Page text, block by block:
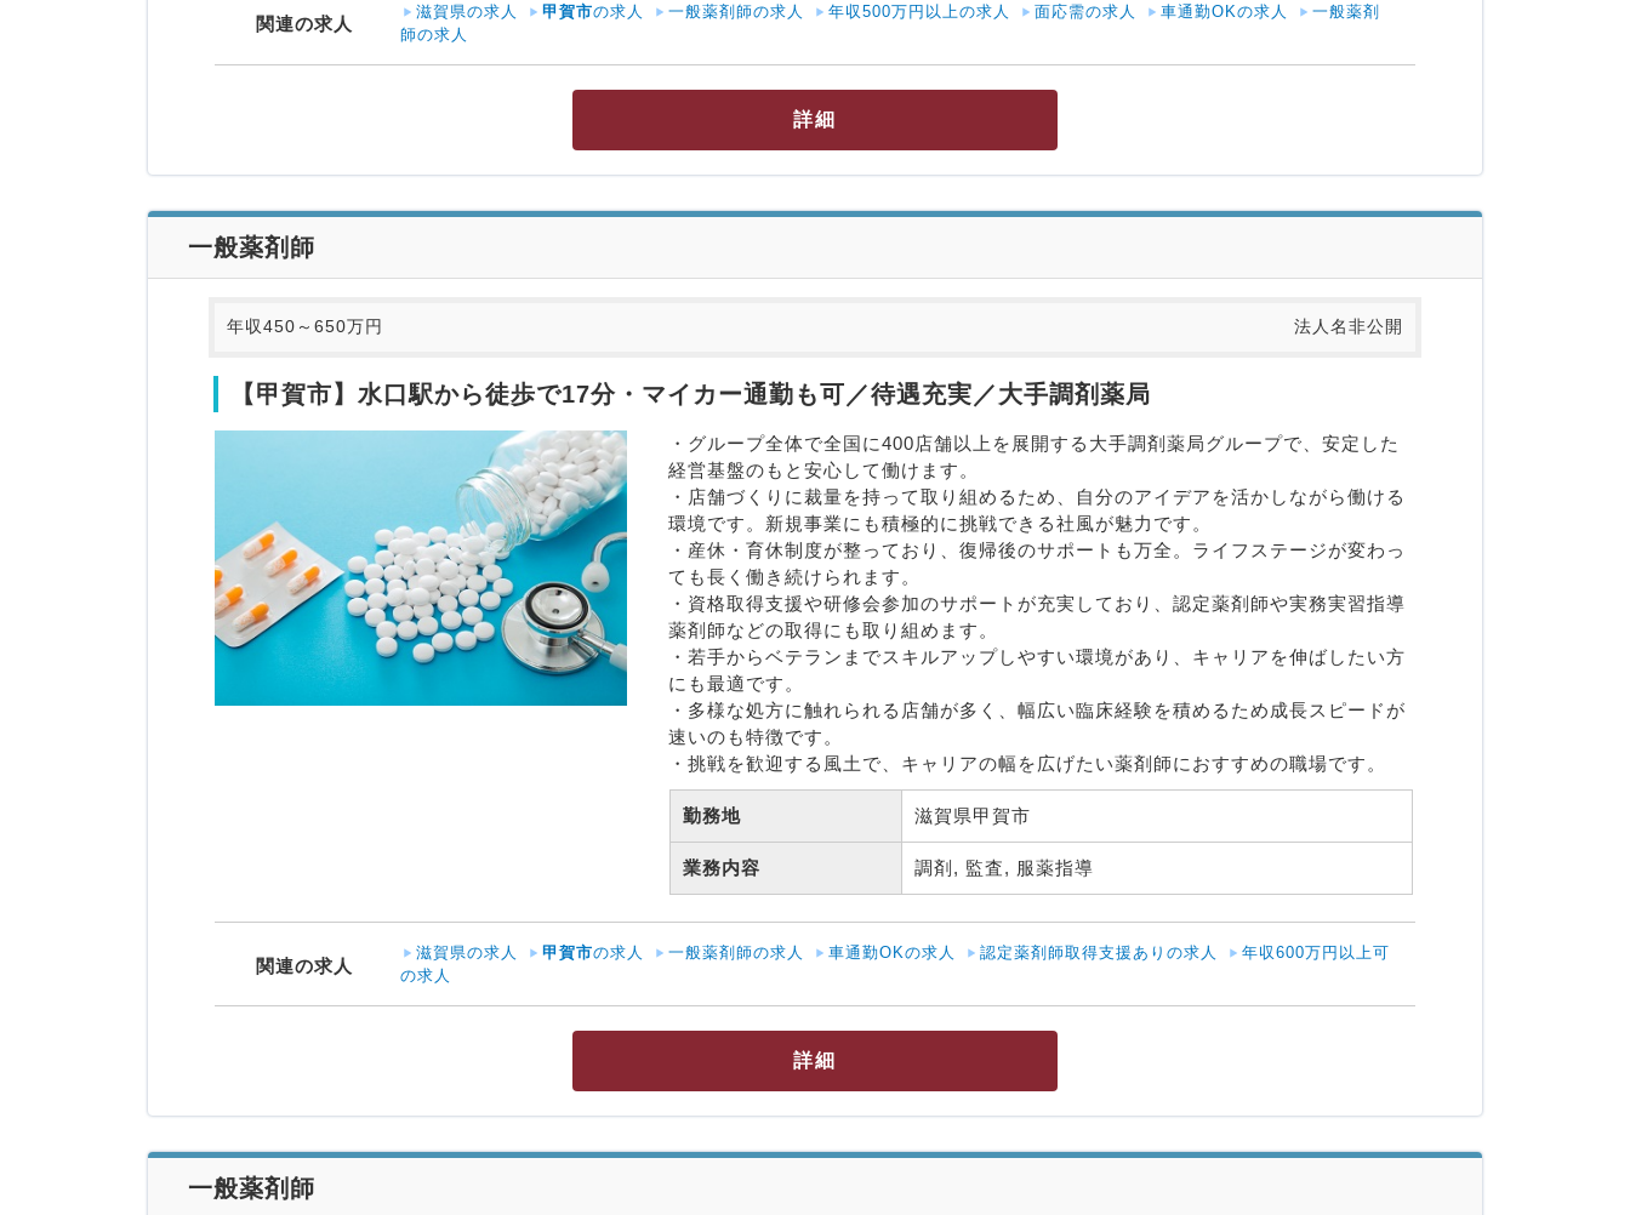
詳細
関連の求人
滋賀県の求人 甲賀市の求人 一般薬剤師の求人 年収500万円以上の求人 面応需の求人 車通勤OKの求人
一般薬剤
師の求人
一般薬剤師
詳細
年収450～650万円 法人名非公開
【甲賀市】水口駅から徒歩で17分・マイカー通勤も可／待遇充実／大手調剤薬局
・グループ全体で全国に400店舗以上を展開する大手調剤薬局グループで、安定した
経営基盤のもと安心して働けます。
・店舗づくりに裁量を持って取り組めるため、自分のアイデアを活かしながら働ける
環境です。新規事業にも積極的に挑戦できる社風が魅力です。
・産休・育休制度が整っており、復帰後のサポートも万全。ライフステージが変わっ
ても長く働き続けられます。
・資格取得支援や研修会参加のサポートが充実しており、認定薬剤師や実務実習指導
薬剤師などの取得にも取り組めます。
・若手からベテランまでスキルアップしやすい環境があり、キャリアを伸ばしたい方
にも最適です。
・多様な処方に触れられる店舗が多く、幅広い臨床経験を積めるため成長スピードが
速いのも特徴です。
・挑戦を歓迎する風土で、キャリアの幅を広げたい薬剤師におすすめの職場です。
勤務地 滋賀県甲賀市
業務内容 調剤, 監査, 服薬指導
関連の求人
滋賀県の求人 甲賀市の求人 一般薬剤師の求人 車通勤OKの求人 認定薬剤師取得支援ありの求人
年収600万円以上可
の求人
一般薬剤師